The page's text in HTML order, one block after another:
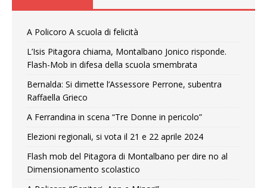
A Policoro A scuola di felicità
L’Isis Pitagora chiama, Montalbano Jonico risponde.
Flash-Mob in difesa della scuola smembrata
Bernalda: Si dimette l’Assessore Perrone, subentra
Raffaella Grieco
A Ferrandina in scena “Tre Donne in pericolo”
Elezioni regionali, si vota il 21 e 22 aprile 2024
Flash mob del Pitagora di Montalbano per dire no al
Dimensionamento scolastico